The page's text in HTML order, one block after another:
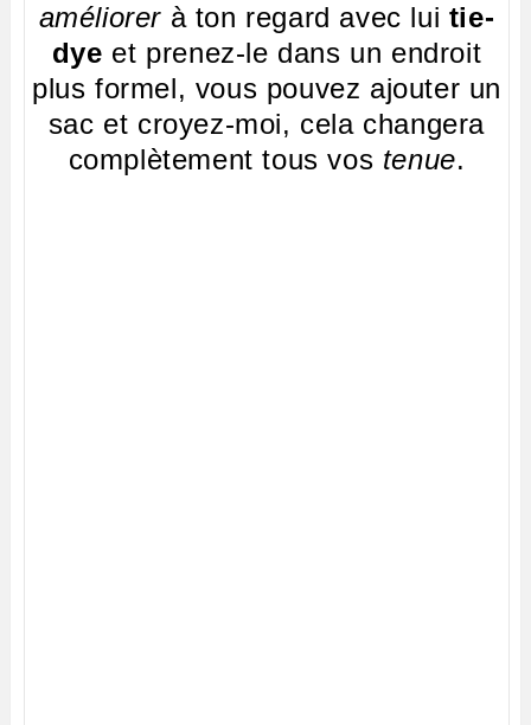
améliorer à ton regard avec lui tie-
dye et prenez-le dans un endroit
plus formel, vous pouvez ajouter un
sac et croyez-moi, cela changera
complètement tous vos tenue.